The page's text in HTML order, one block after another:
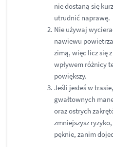
nie dostaną się
utrudnić naprawę.
Nie używaj
nawiewu
zimą, więc licz się
wpływem różnicy
powiększy.
Jeśli jesteś w
gwałtownych
oraz ostrych
zmniejszysz
pęknie, zanim